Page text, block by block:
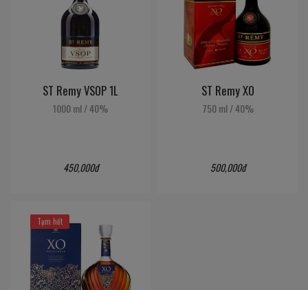
ST Remy VSOP 1L
1000 ml/40%
450,000đ
ST Remy XO
750 ml /40%
500,000đ
Tạm hết